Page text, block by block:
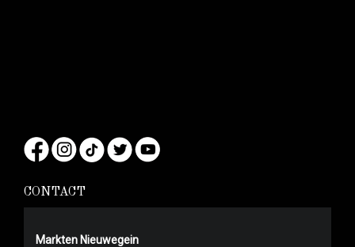
CONTACT
Markten Nieuwegein